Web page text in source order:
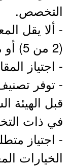
التخصص.
- ألا يقل
(2 من 5) أو ما يعادله.
- اجتياز
- توفر
قبل الهيئة
في ذات
- اجتياز